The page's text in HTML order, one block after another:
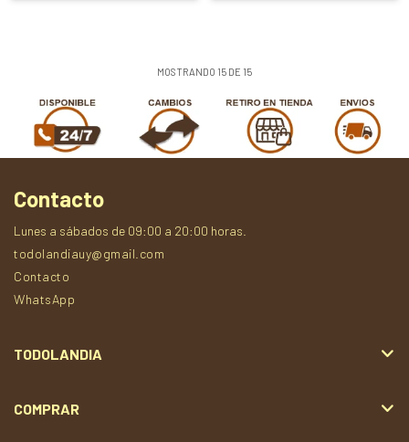
MOSTRANDO 15 DE 15
Contacto
Lunes a sábados de 09:00 a 20:00 horas.
todolandiauy@gmail.com
Contacto
WhatsApp
TODOLANDIA
COMPRAR